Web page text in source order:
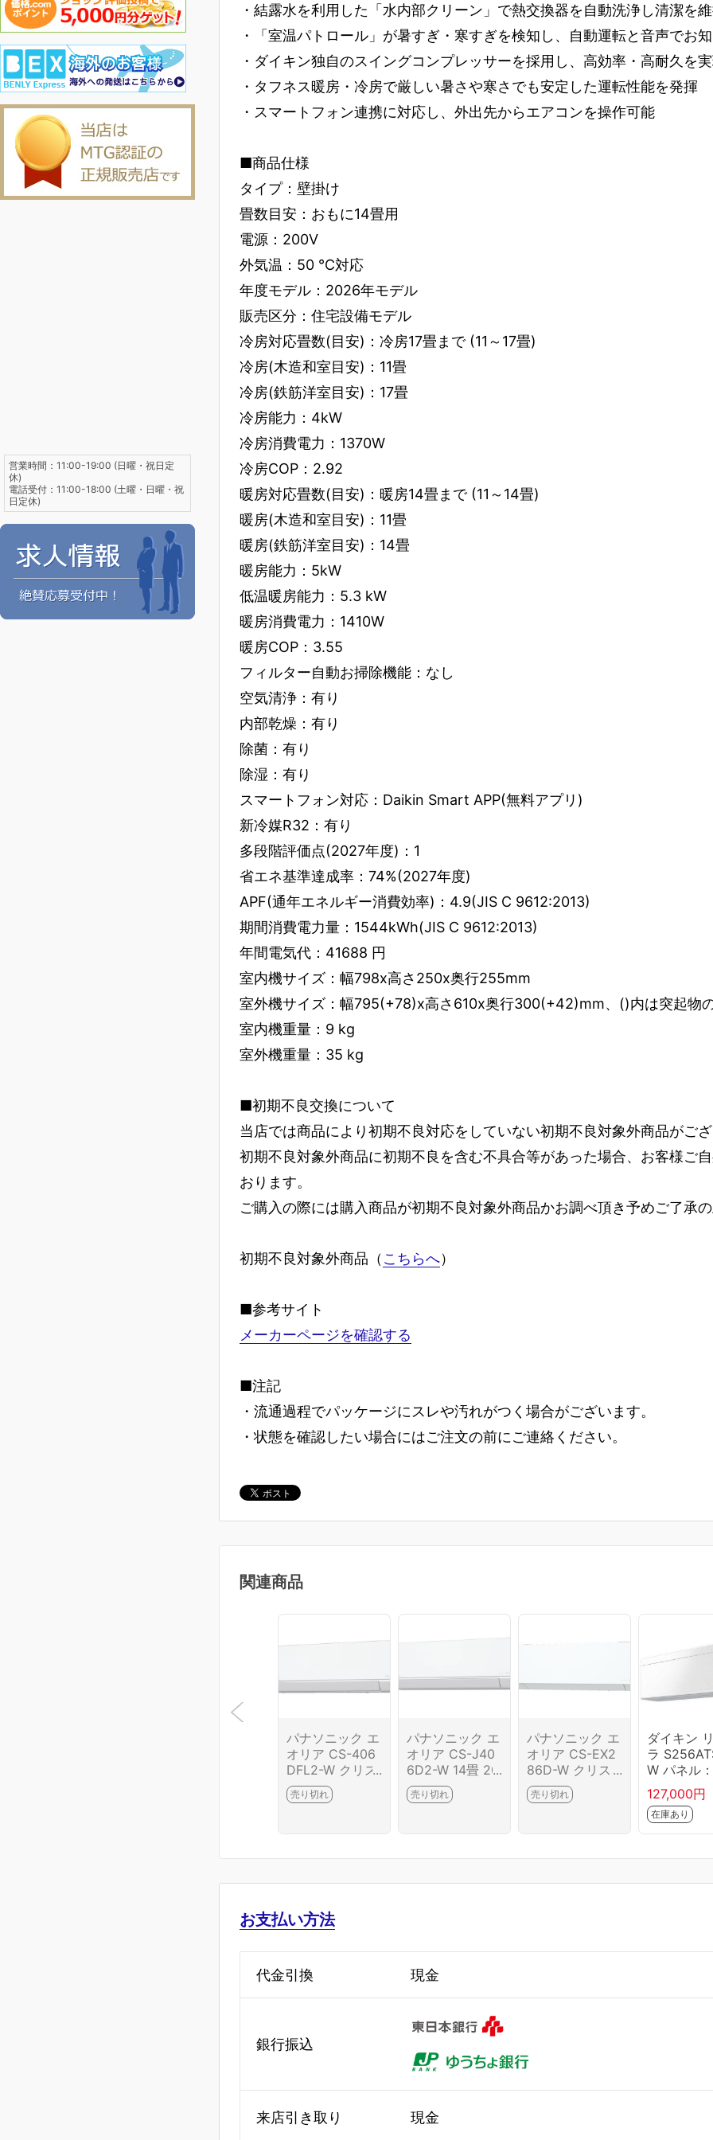
・結露水を利用した「水内部クリーン」で熱交換器を自動洗浄し清潔を
・「室温パトロール」が暑すぎ・寒すぎを検知し、自動運転と音声でお
・ダイキン独自のスイングコンプレッサーを採用し、高効率・高耐久を
・タフネス暖房・冷房で厳しい暑さや寒さでも安定した運転性能を発揮
・スマートフォン連携に対応し、外出先からエアコンを操作可能
■商品仕様
タイプ：壁掛け
畳数目安：おもに14畳用
電源：200V
外気温：50 ℃対応
年度モデル：2026年モデル
販売区分：住宅設備モデル
冷房対応畳数(目安)：冷房17畳まで (11～17畳)
冷房(木造和室目安)：11畳
冷房(鉄筋洋室目安)：17畳
冷房能力：4kW
冷房消費電力：1370W
冷房COP：2.92
暖房対応畳数(目安)：暖房14畳まで (11～14畳)
暖房(木造和室目安)：11畳
暖房(鉄筋洋室目安)：14畳
暖房能力：5kW
低温暖房能力：5.3 kW
暖房消費電力：1410W
暖房COP：3.55
フィルター自動お掃除機能：なし
空気清浄：有り
内部乾燥：有り
除菌：有り
除湿：有り
スマートフォン対応：Daikin Smart APP(無料アプリ)
新冷媒R32：有り
多段階評価点(2027年度)：1
省エネ基準達成率：74%(2027年度)
APF(通年エネルギー消費効率)：4.9(JIS C 9612:2013)
期間消費電力量：1544kWh(JIS C 9612:2013)
年間電気代：41688 円
室内機サイズ：幅798x高さ250x奥行255mm
室外機サイズ：幅795(+78)x高さ610x奥行300(+42)mm、()内は突起物の
室内機重量：9 kg
室外機重量：35 kg
■初期不良交換について
当店では商品により初期不良対応をしていない初期不良対象外商品がござ
初期不良対象外商品に初期不良を含む不具合等があった場合、お客様ご
おります。
ご購入の際には購入商品が初期不良対象外商品かお調べ頂き予めご了承の
初期不良対象外商品（ こちらへ）
■参考サイト
メーカーページを確認する
■注記
・流通過程でパッケージにスレや汚れがつく場合がございます。
・状態を確認したい場合にはご注文の前にご連絡ください。
関連商品
パナソニック エ
オリア CS-406
DFL2-W クリス
タルホワイト 14
畳
売り切れ
パナソニック エ
オリア CS-J40
6D2-W 14畳 20
26年モデル ナ
ノイーX搭載 ス
ル
売り切れ
パナソニック エ
オリア CS-EX2
86D-W クリス
タルホワイト 10
畳
売り切れ
ダイキン
ラ
W パネル
ブリックホ
ト 8畳 エア
127,000円
在庫あり
お支払い方法
代金引換 現金
銀行振込
来店引き取り 現金
営業時間：11:00-19:00 (日曜・祝日定
休)
電話受付：11:00-18:00 (土曜・日曜・祝
日定休)